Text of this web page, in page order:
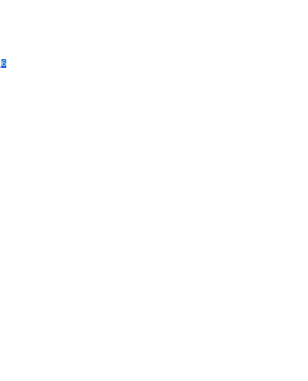
6